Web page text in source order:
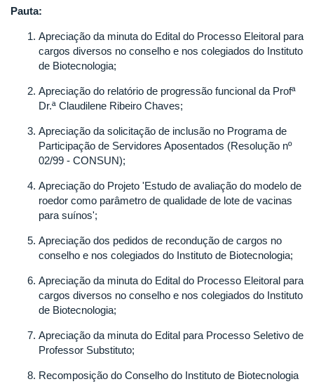
BIOTECNOLOGIA
DA
UNIVERSIDADE
DE
UBERLÂNDIA
Pauta:
Apreciação da minuta do Edital do Processo Eleitoral para
cargos diversos no conselho e nos colegiados do Instituto
de Biotecnologia;
Apreciação do relatório de progressão funcional da Profª
Dr.ª Claudilene Ribeiro Chaves;
Apreciação da solicitação de inclusão no Programa de
Participação de Servidores Aposentados (Resolução nº
02/99 - CONSUN);
Apreciação do Projeto 'Estudo de avaliação do modelo de
roedor como parâmetro de qualidade de lote de vacinas
para suínos';
Apreciação dos pedidos de recondução de cargos no
conselho e nos colegiados do Instituto de Biotecnologia;
Apreciação da minuta do Edital do Processo Eleitoral para
cargos diversos no conselho e nos colegiados do Instituto
de Biotecnologia;
Apreciação da minuta do Edital para Processo Seletivo de
Professor Substituto;
Recomposição do Conselho do Instituto de Biotecnologia